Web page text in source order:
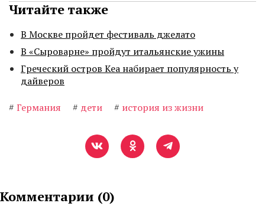
Читайте также
В Москве пройдет фестиваль джелато
В «Сыроварне» пройдут итальянские ужины
Греческий остров Кеа набирает популярность у
дайверов
# Германия # дети # история из жизни
Комментарии (0)